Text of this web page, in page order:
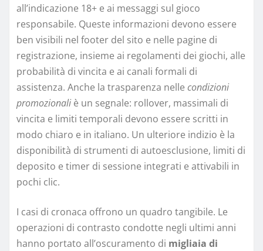
all’indicazione 18+ e ai messaggi sul gioco
responsabile. Queste informazioni devono essere
ben visibili nel footer del sito e nelle pagine di
registrazione, insieme ai regolamenti dei giochi, alle
probabilità di vincita e ai canali formali di
assistenza. Anche la trasparenza nelle condizioni
promozionali è un segnale: rollover, massimali di
vincita e limiti temporali devono essere scritti in
modo chiaro e in italiano. Un ulteriore indizio è la
disponibilità di strumenti di autoesclusione, limiti di
deposito e timer di sessione integrati e attivabili in
pochi clic.
I casi di cronaca offrono un quadro tangibile. Le
operazioni di contrasto condotte negli ultimi anni
hanno portato all’oscuramento di migliaia di